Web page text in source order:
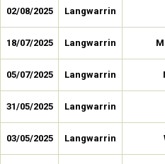
02/08/2025 Langwarrin
18/07/2025 Langwarrin
05/07/2025 Langwarrin
31/05/2025 Langwarrin
03/05/2025 Langwarrin